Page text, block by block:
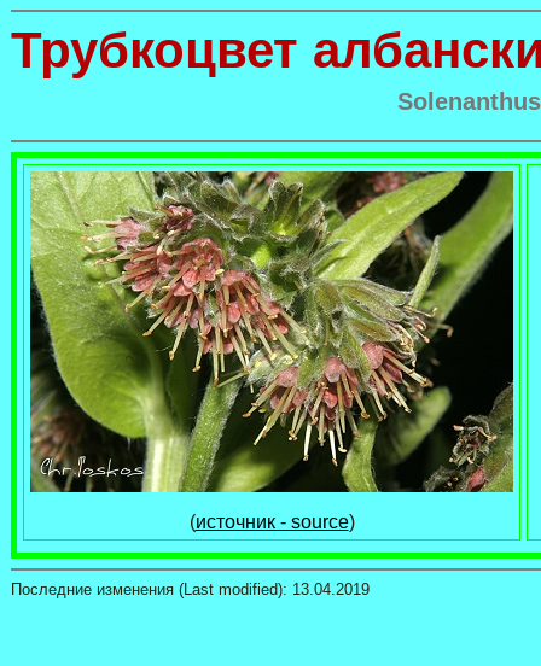
Трубкоцвет
(источник - source)
Последние изменения (Last modified): 13.04.2019